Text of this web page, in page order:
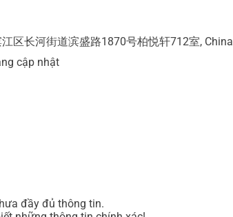
区长河街道滨盛路1870号柏悦轩712室, China
cập nhật
đầy đủ thông tin.